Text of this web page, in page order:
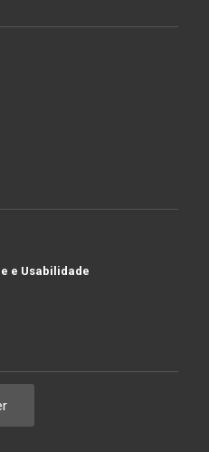
e Usabilidade